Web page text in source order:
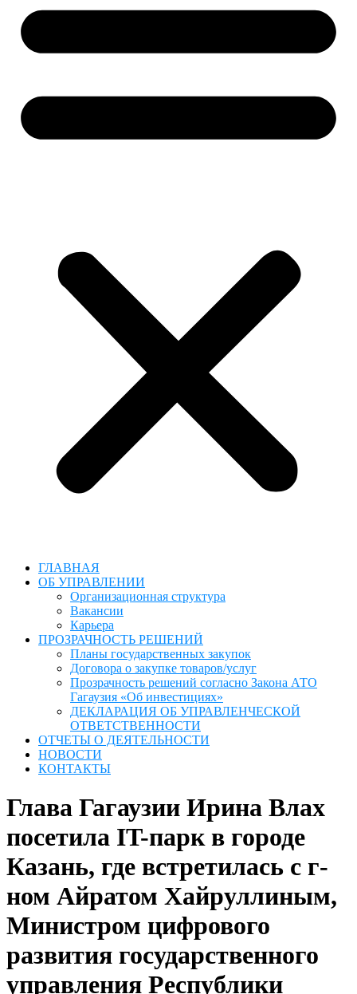
ГЛАВНАЯ
ОБ УПРАВЛЕНИИ
Организационная структура
Вакансии
Карьера
ПРОЗРАЧНОСТЬ РЕШЕНИЙ
Планы государственных закупок
Договора о закупке товаров/услуг
Прозрачность решений согласно Закона АТО
Гагаузия «Об инвестициях»
ДЕКЛАРАЦИЯ ОБ УПРАВЛЕНЧЕСКОЙ
ОТВЕТСТВЕННОСТИ
ОТЧЕТЫ О ДЕЯТЕЛЬНОСТИ
НОВОСТИ
КОНТАКТЫ
Глава Гагаузии Ирина Влах
посетила IT-парк в городе
Казань, где встретилась с г-
ном Айратом Хайруллиным,
Министром цифрового
развития государственного
управления Республики